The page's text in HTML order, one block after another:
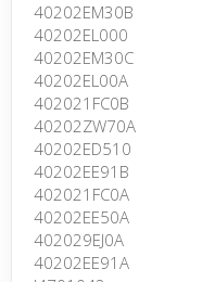
40202EM30B
40202EL000
40202EM30C
40202EL00A
402021FC0B
40202ZW70A
40202ED510
40202EE91B
402021FC0A
40202EE50A
402029EJ0A
40202EE91A